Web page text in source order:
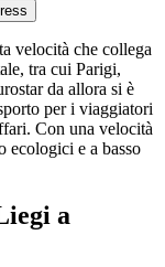
velocità che collega
tra cui Parigi,
da allora si è
per i viaggiatori
Con una velocità
ecologici e a basso
a